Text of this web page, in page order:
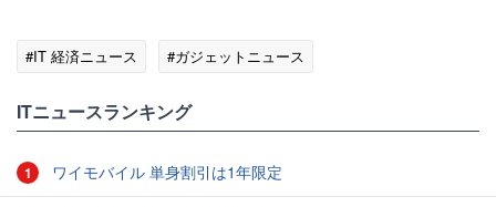
#IT 経済ニュース #ガジェットニュース
ITニュースランキング
1 ワイモバイル 単身割引は1年限定